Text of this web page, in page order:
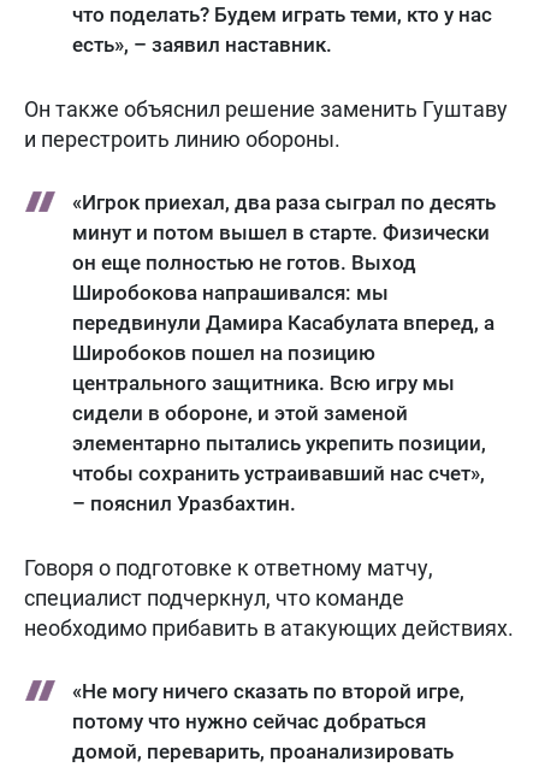
что поделать? Будем играть теми, кто у нас
есть», – заявил наставник.
Он также объяснил решение заменить Гуштаву
и перестроить линию обороны.
«Игрок приехал, два раза сыграл по десять
минут и потом вышел в старте. Физически
он еще полностью не готов. Выход
Широбокова напрашивался: мы
передвинули Дамира Касабулата вперед, а
Широбоков пошел на позицию
центрального защитника. Всю игру мы
сидели в обороне, и этой заменой
элементарно пытались укрепить позиции,
чтобы сохранить устраивавший нас счет»,
– пояснил Уразбахтин.
Говоря о подготовке к ответному матчу,
специалист подчеркнул, что команде
необходимо прибавить в атакующих действиях.
«Не могу ничего сказать по второй игре,
потому что нужно сейчас добраться
домой, переварить, проанализировать